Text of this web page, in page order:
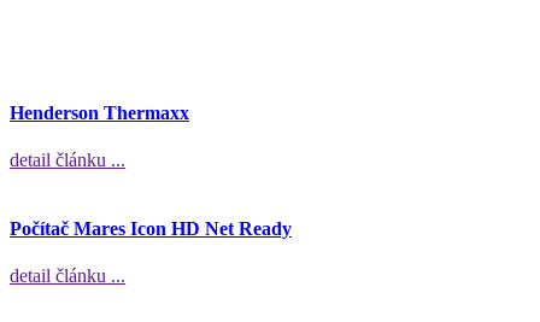
Henderson Thermaxx
detail článku ...
Počítač Mares Icon HD Net Ready
detail článku ...